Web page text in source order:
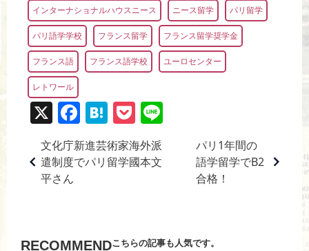
インターナショナルハウスニース
ニース留学 パリ留学
パリ語学学校 フランス留学 フランス留学奨学金
フランス語 フランス語学校 ユーロセンター
レトワール
X F
a
c
H
at
e
P
o
ck
文化庁新進芸術家海外派
遣制度でパリ留学國本文
平さん
パリ1年間の
語学留学でB2
合格！
RECOMMENDこちらの記事も人気です。